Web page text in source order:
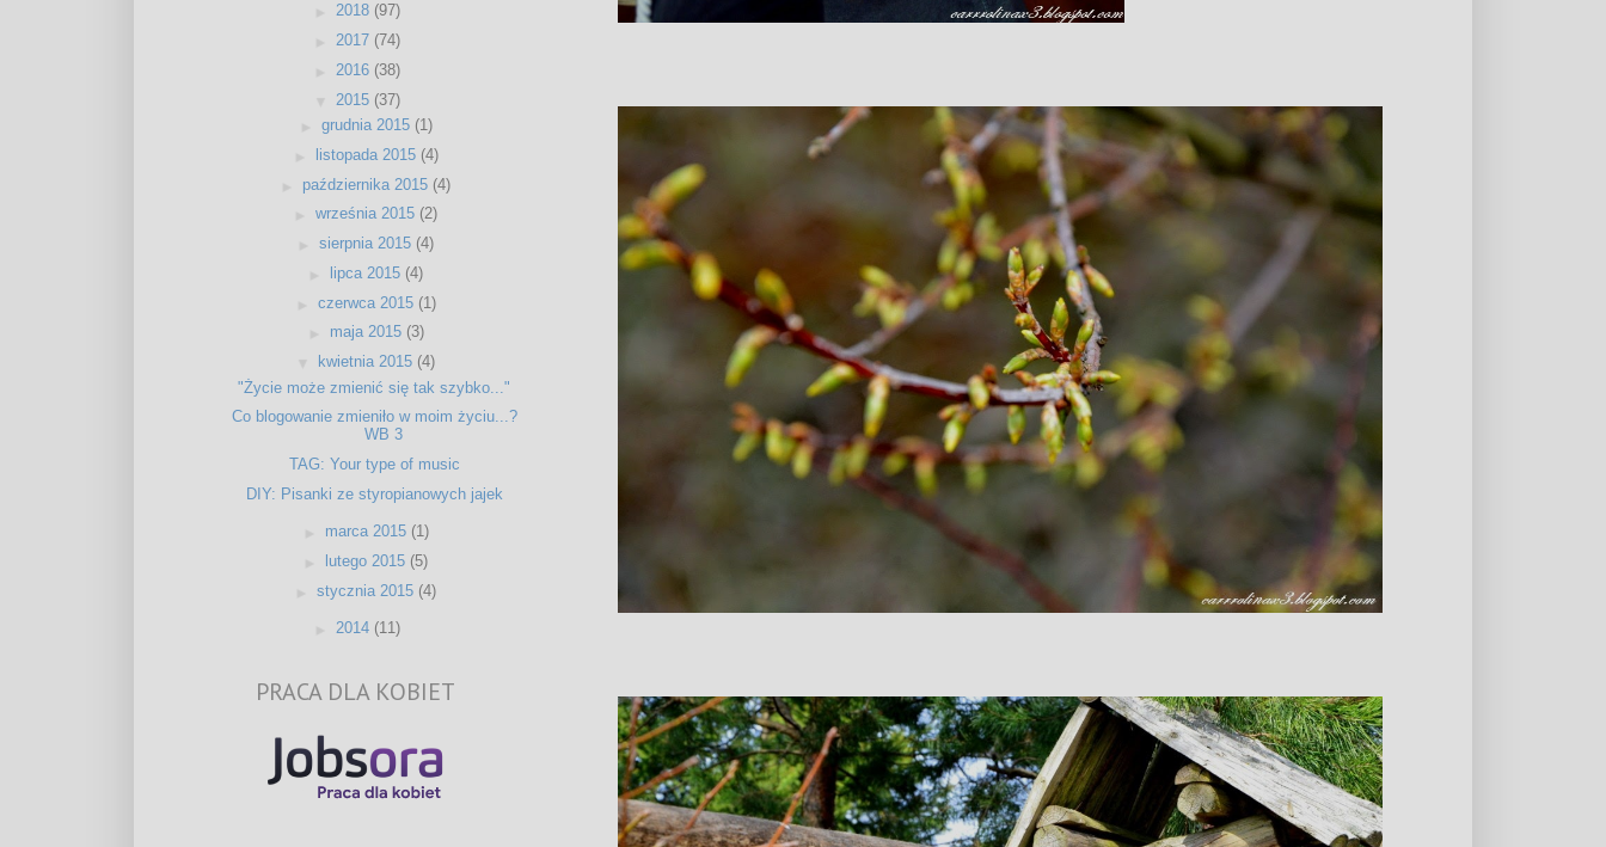
2018 (97)
2017 (74)
2016 (38)
2015 (37)
grudnia 2015 (1)
listopada 2015 (4)
października 2015 (4)
►września 2015 (2)
►sierpnia 2015 (4)
lipca 2015 (4)
czerwca 2015 (1)
maja 2015 (3)
kwietnia 2015 (4)
"Życie może zmienić się tak szybko..."
Co blogowanie zmieniło w moim życiu...?
WB 3
TAG: Your type of music
DIY: Pisanki ze styropianowych jajek
marca 2015 (1)
lutego 2015 (5)
►stycznia 2015 (4)
2014 (11)
PRACA DLA KOBIET